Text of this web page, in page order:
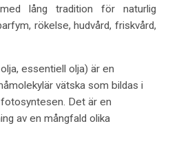
lång tradition för naturlig
rökelse, hudvård, friskvård,
essentiell olja) är en
vätska som bildas i
Det är en
av en mångfald olika